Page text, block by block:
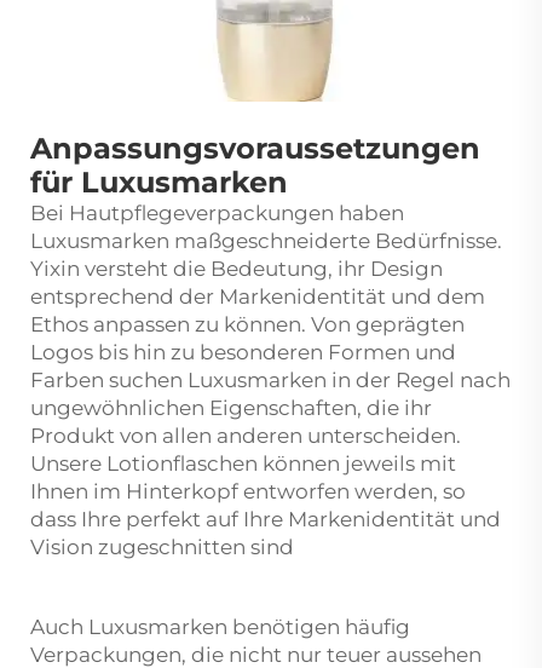
Anpassungsvoraussetzungen
für Luxusmarken
Bei Hautpflegeverpackungen haben
Luxusmarken maßgeschneiderte Bedürfnisse.
Yixin versteht die Bedeutung, ihr Design
entsprechend der Markenidentität und dem
Ethos anpassen zu können. Von geprägten
Logos bis hin zu besonderen Formen und
Farben suchen Luxusmarken in der Regel nach
ungewöhnlichen Eigenschaften, die ihr
Produkt von allen anderen unterscheiden.
Unsere Lotionflaschen können jeweils mit
Ihnen im Hinterkopf entworfen werden, so
dass Ihre perfekt auf Ihre Markenidentität und
Vision zugeschnitten sind
Auch Luxusmarken benötigen häufig
Verpackungen, die nicht nur teuer aussehen